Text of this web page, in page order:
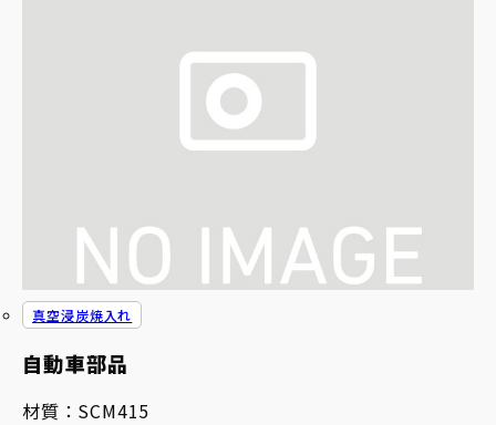
自動車部品
真空浸炭焼入れ
材質： SCM415